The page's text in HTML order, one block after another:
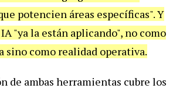
potencien áreas específicas". Y
"ya la están aplicando", no como
sino como realidad operativa.
de ambas herramientas cubre los